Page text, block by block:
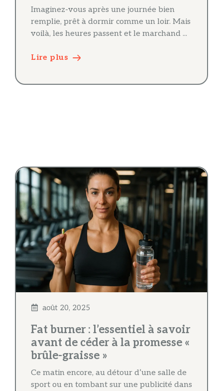
Imaginez-vous après une journée bien
remplie, prêt à dormir comme un loir. Mais
voilà, les heures passent et le marchand ...
Lire plus
août 20, 2025
Fat burner : l’essentiel à savoir
avant de céder à la promesse «
brûle-graisse »
Ce matin encore, au détour d’une salle de
sport ou en tombant sur une publicité dans